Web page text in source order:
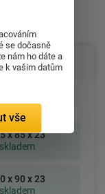
x 85 x 23
skladem
x 90 x 23
skladem
se dočasně
nám ho dáte a
k vašim datům
vše